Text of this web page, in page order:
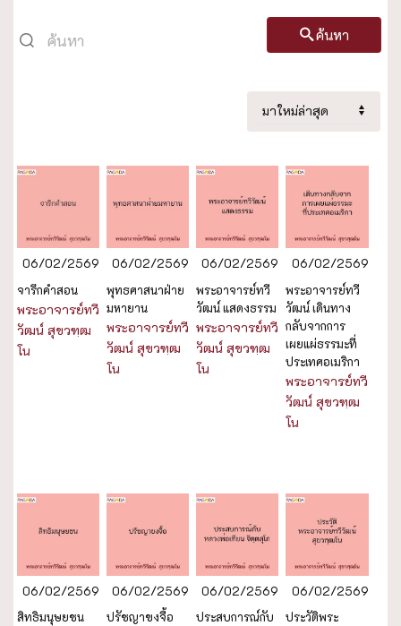
ค้นหา
06/02/2569
จารึกคำสอน
พระอาจารย์ทวี
วัฒน์ สุขวฑฺฒ
โน
06/02/2569
พุทธศาสนาฝ่าย
มหายาน
พระอาจารย์ทวี
วัฒน์ สุขวฑฺฒ
โน
06/02/2569
พระอาจารย์ทวี
วัฒน์ แสดงธรรม
พระอาจารย์ทวี
วัฒน์ สุขวฑฺฒ
โน
06/02/2569
พระอาจารย์ทวี
วัฒน์ เดินทาง
กลับจากการ
เผยแผ่ธรรมะที่
ประเทศอเมริกา
พระอาจารย์ทวี
วัฒน์ สุขวฑฺฒ
โน
06/02/2569
สิทธิมนุษยชน
06/02/2569
ปรัชญาขงจื้อ
06/02/2569
ประสบการณ์กับ
06/02/2569
ประวัติพระ